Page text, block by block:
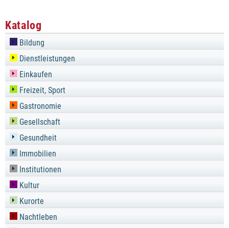
Katalog
Bildung
Dienstleistungen
Einkaufen
Freizeit, Sport
Gastronomie
Gesellschaft
Gesundheit
Immobilien
Institutionen
Kultur
Kurorte
Nachtleben